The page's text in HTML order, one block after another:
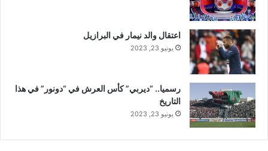
اعتقال والد نيمار في البرازيل
يونيو 23, 2023
رسميا.. “ديربي” كأس العرش في “دونور” في هذا
التاريخ
يونيو 23, 2023